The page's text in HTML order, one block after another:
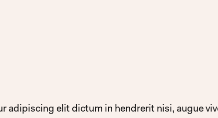
adipiscing elit dictum in hendrerit nisi, augue